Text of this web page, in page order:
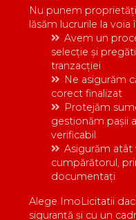
Nu punem
lăsăm lucrurile la voia
Avem un
selecție și
tranzacției
Ne asigurăm
corect finalizat
Protejăm
gestionăm pașii
verificabil
Asigurăm atât
cumpărătorul,
documentați
Alege ImoLicitatii
siguranță și cu un